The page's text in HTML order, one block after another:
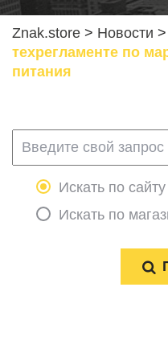
Znak.store > Новости >
техрегламенте по
питания
Искать по сайту
Искать по